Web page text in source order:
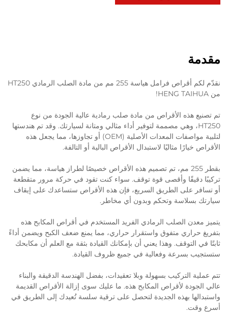
مقدمة
نقدّم لكم أقراص فرامل هياسة 255 مم من مادة الصلب الرمادي HT250
من HENG TAIHUA!
تم تصنيع هذه الأقراص من مادة صلب رمادية عالية الجودة من نوع
HT250، وهي مصممة لتوفير أداء مثالي ومتانة لسيارتك. وقد تم هندستها
لتلبية مواصفات المعدات الأصلية (OEM) أو تجاوزها، مما يجعل هذه
الأقراص خيارًا مثاليًا لاستبدال الأقراص البالية أو التالفة.
بقطر 255 مم، تم تصميم هذه الأقراص خصيصًا لطراز هياسة، مما يضمن
تركيبًا دقيقًا وأقصى قوة توقف. سواء كنت تقود في حركة مرور متقطعة
أو تسافر على الطريق السريع، فإن هذه الأقراص ستساعدك على إيقاف
سيارتك بسلاسة وتحكم وبدون أي مخاطر.
يتميز معدن الصلب الرمادي الفريد المستخدم في أقراص المكابح هذه
بتفريغ حراري متفوق واستقرار حراري، مما يمنع ضعف الكبح ويضمن أداءً
ثابتًا في التوقف. وهذا يعني أن بإمكانك القيادة بثقة مع العلم أن مكابحك
ستستجيب بسرعة وفعالية في جميع ظروف القيادة.
تتم عملية التركيب بسهولة وبلا تعقيدات، بفضل الهندسة الدقيقة والبناء
عالي الجودة لأقراص المكابح هذه. ما عليك سوى إزالة الأقراص القديمة
واستبدالها بهذه الجديدة لتحصل على ترقية سلسة تُعيدك إلى الطريق في
أسرع وقت.